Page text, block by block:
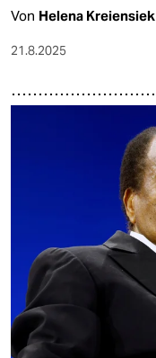
Von Helena Kreiensiek
21.8.2025